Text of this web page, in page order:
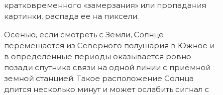
кратковременного «замерзания» или пропадания
картинки, распада ее на пиксели.
Осенью, если смотреть с Земли, Солнце
перемещается из Северного полушария в Южное и
в определенные периоды оказывается ровно
позади спутника связи на одной линии с приёмной
земной станцией. Такое расположение Солнца
длится несколько минут и может ослабить сигнал с